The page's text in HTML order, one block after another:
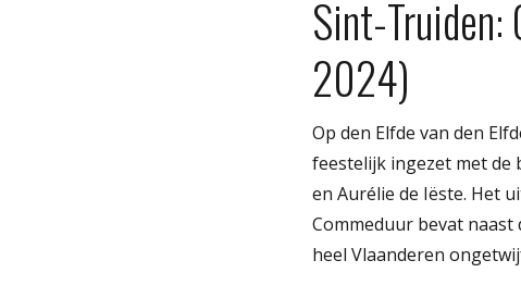
Sint-Truiden:
2024)
Op den Elfde van den
feestelijk ingezet met de
en Aurélie de Iëste. Het
Commeduur bevat
heel Vlaanderen